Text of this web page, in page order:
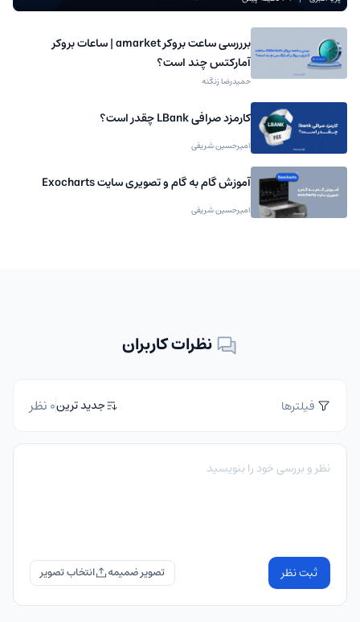
برررسی ساعت بروکر amarket | ساعات بروکر
آمارکتس چند است؟
حمیدرضا زنگنه
کارمزد صرافی LBank چقدر است؟
امیرحسین شریفی
آموزش گام به گام و تصویری سایت Exocharts
امیرحسین شریفی
نظرات کاربران
فیلترها جدید ترین0 نظر
ثبت نظر تصویر ضمیمه